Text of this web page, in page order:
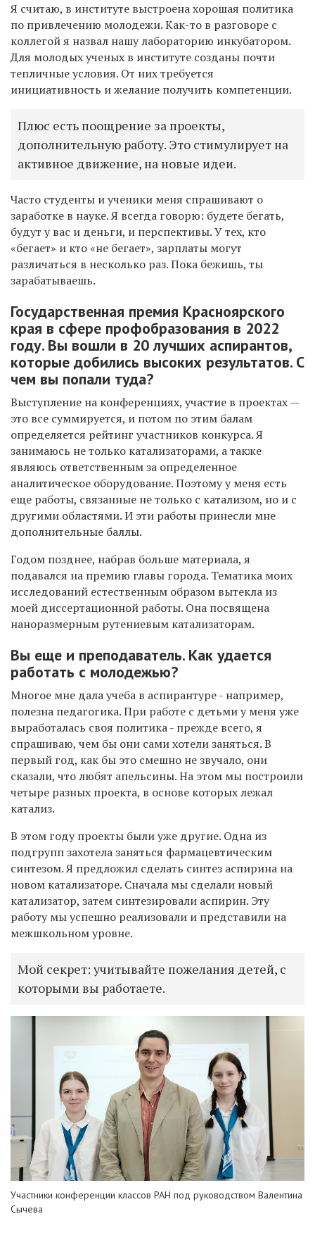
Я считаю, в институте выстроена хорошая политика
по привлечению молодежи. Как-то в разговоре с
коллегой я назвал нашу лабораторию инкубатором.
Для молодых ученых в институте созданы почти
тепличные условия. От них требуется
инициативность и желание получить компетенции.
Плюс есть поощрение за проекты,
дополнительную работу. Это стимулирует на
активное движение, на новые идеи.
Часто студенты и ученики меня спрашивают о
заработке в науке. Я всегда говорю: будете бегать,
будут у вас и деньги, и перспективы. У тех, кто
«бегает» и кто «не бегает», зарплаты могут
различаться в несколько раз. Пока бежишь, ты
зарабатываешь.
Государственная премия Красноярского
края в сфере профобразования в 2022
году. Вы вошли в 20 лучших аспирантов,
которые добились высоких результатов. С
чем вы попали туда?
Выступление на конференциях, участие в проектах —
это все суммируется, и потом по этим балам
определяется рейтинг участников конкурса. Я
занимаюсь не только катализаторами, а также
являюсь ответственным за определенное
аналитическое оборудование. Поэтому у меня есть
еще работы, связанные не только с катализом, но и с
другими областями. И эти работы принесли мне
дополнительные баллы.
Годом позднее, набрав больше материала, я
подавался на премию главы города. Тематика моих
исследований естественным образом вытекла из
моей диссертационной работы. Она посвящена
наноразмерным рутениевым катализаторам.
Вы еще и преподаватель. Как удается
работать с молодежью?
Многое мне дала учеба в аспирантуре - например,
полезна педагогика. При работе с детьми у меня уже
выработалась своя политика - прежде всего, я
спрашиваю, чем бы они сами хотели заняться. В
первый год, как бы это смешно не звучало, они
сказали, что любят апельсины. На этом мы построили
четыре разных проекта, в основе которых лежал
катализ.
В этом году проекты были уже другие. Одна из
подгрупп захотела заняться фармацевтическим
синтезом. Я предложил сделать синтез аспирина на
новом катализаторе. Сначала мы сделали новый
катализатор, затем синтезировали аспирин. Эту
работу мы успешно реализовали и представили на
межшкольном уровне.
Мой секрет: учитывайте пожелания детей, с
которыми вы работаете.
Участники конференции классов РАН под руководством Валентина
Сычева